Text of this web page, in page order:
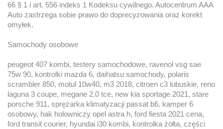
66 § 1 i art. 556 indeks 1 Kodeksu cywilnego. Autocentrum AAA
Auto zastrzega sobie prawo do doprecyzowania oraz korekt
omyłek.
Samochody osobowe
peugeot 407 kombi, testery samochodowe, ravenol vsg sae
75w 90, kontrolki mazda 6, daihatsu samochody, polaris
scrambler 850, motul 10w40, m3 2018, citroen c3 lubuskie, reno
laguna 3 coupe, megane 2.0 tce, new kia sportage 2021, stare
porsche 911, sprężarka klimatyzacji passat b6, kamper 6
osobowy, hak holowniczy opel astra h, ford fiesta 2021 cena,
ford transit courier, hyundai i30 kombi, kontrolka żółta, części